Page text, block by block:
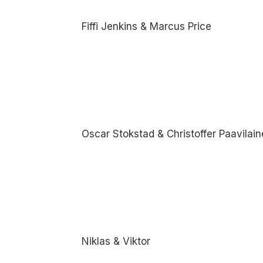
Fiffi Jenkins & Marcus Price
Oscar Stokstad & Christoffer
Niklas & Viktor